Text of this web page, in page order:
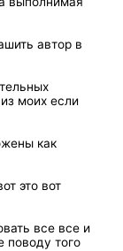
автор в
моих если
как
это вот
все все и
поводу того